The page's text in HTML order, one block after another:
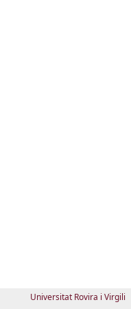
Universitat Rovira i Virgili